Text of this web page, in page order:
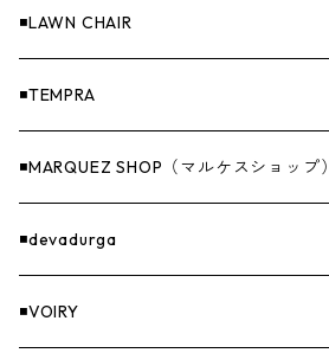
収納
ナイフ＆アックス
燃料
GOODS
◾️LAWN CHAIR
◾️TEMPRA
◾️MARQUEZ SHOP（マルケスショップ）
◾️devadurga
◾️VOIRY